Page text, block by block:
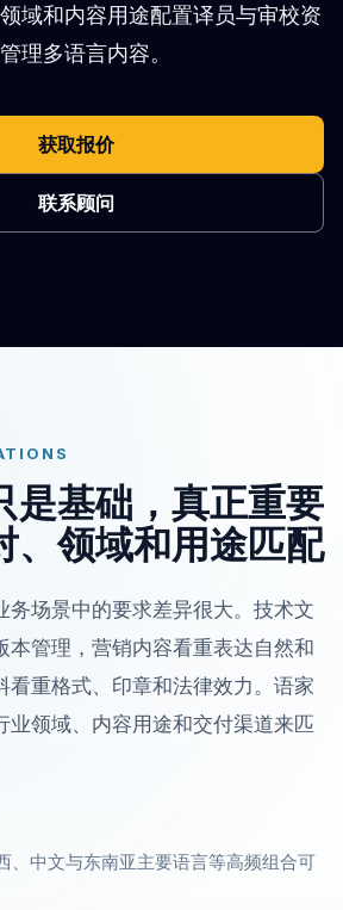
域和内容用途配置译员与审校资
理多语言内容。
获取报价
联系顾问
是基础，真正重要
、领域和用途匹配
务场景中的要求差异很大。技术文
本管理，营销内容看重表达自然和
看重格式、印章和法律效力。语家
业领域、内容用途和交付渠道来匹
、中文与东南亚主要语言等高频组合可